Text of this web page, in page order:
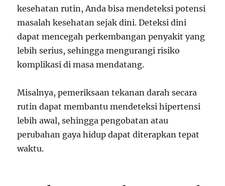
kesehatan rutin, Anda bisa mendeteksi potensi
masalah kesehatan sejak dini. Deteksi dini
dapat mencegah perkembangan penyakit yang
lebih serius, sehingga mengurangi risiko
komplikasi di masa mendatang.
Misalnya, pemeriksaan tekanan darah secara
rutin dapat membantu mendeteksi hipertensi
lebih awal, sehingga pengobatan atau
perubahan gaya hidup dapat diterapkan tepat
waktu.